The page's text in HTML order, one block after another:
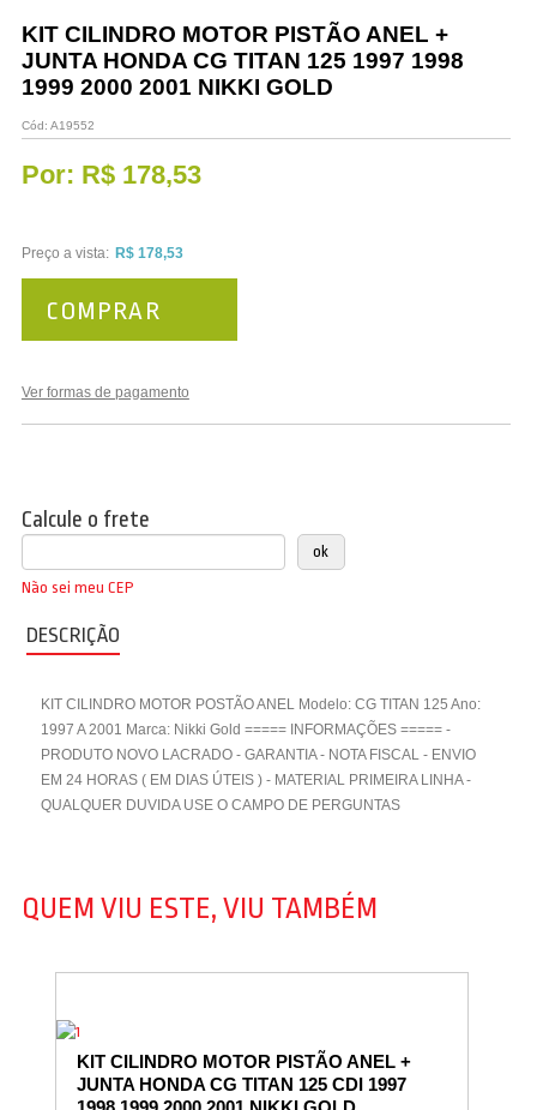
Promoções
KIT CILINDRO MOTOR PISTÃO ANEL +
JUNTA HONDA CG TITAN 125 1997 1998
1999 2000 2001 NIKKI GOLD
Cód: A19552
Por: R$ 178,53
Preço a vista: R$ 178,53
Ver formas de pagamento
COMPRAR
Calcule o frete
Não sei meu CEP
DESCRIÇÃO
KIT CILINDRO MOTOR POSTÃO ANEL Modelo: CG TITAN 125 Ano:
1997 A 2001 Marca: Nikki Gold ===== INFORMAÇÕES ===== -
PRODUTO NOVO LACRADO - GARANTIA - NOTA FISCAL - ENVIO
EM 24 HORAS ( EM DIAS ÚTEIS ) - MATERIAL PRIMEIRA LINHA -
QUALQUER DUVIDA USE O CAMPO DE PERGUNTAS
QUEM VIU ESTE, VIU TAMBÉM
KIT CILINDRO MOTOR PISTÃO ANEL +
JUNTA HONDA CG TITAN 125 CDI 1997